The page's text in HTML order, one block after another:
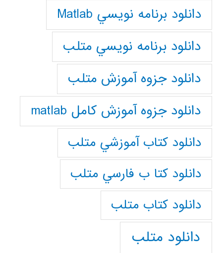
دانلود برنامه نويسي Matlab
دانلود برنامه نويسي متلب
دانلود جزوه آموزش متلب
دانلود جزوه آموزش کامل matlab
دانلود كتاب آموزشي متلب
دانلود كتا ب فارسي متلب
دانلود كتاب متلب
دانلود متلب